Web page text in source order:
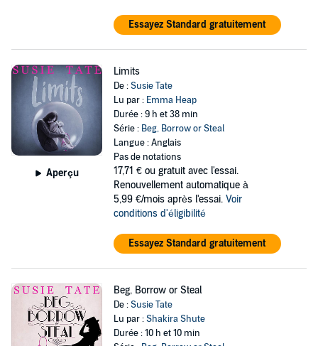
Essayez Standard gratuitement
Aperçu
Limits
De :Susie Tate
Lu par : Emma Heap
Durée : 9 h et 38 min
Série : Beg, Borrow or Steal
Langue : Anglais
Pas de notations
17,71 € ou gratuit avec l'essai.
Renouvellement automatique à
5,99 €/mois après l'essai. Voir
conditions d'éligibilité
Essayez Standard gratuitement
Beg, Borrow or Steal
De :Susie Tate
Lu par :Shakira Shute
Durée : 10 h et 10 min